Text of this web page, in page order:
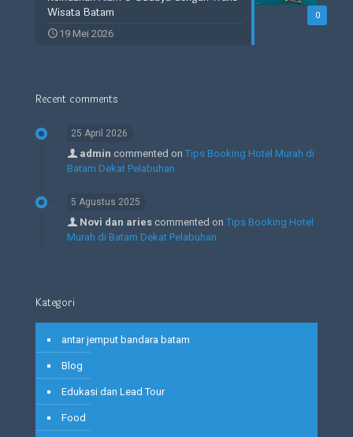
0
Wisata Batam
19 Mei 2026
Recent comments
25 April 2026
admin commented on Tips Booking Hotel Murah di
Batam Dekat Pelabuhan
5 Agustus 2025
Novi dan aries commented on Tips Booking Hotel
Murah di Batam Dekat Pelabuhan
Kategori
antar jemput bandara batam
Blog
Edukasi dan Lead Tour
Food